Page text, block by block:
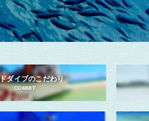
ダイブのこだわり
COMMIT